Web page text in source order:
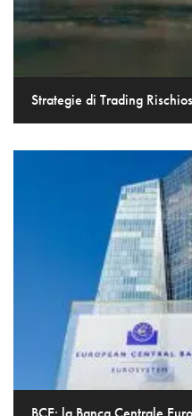
Strategie di Trading